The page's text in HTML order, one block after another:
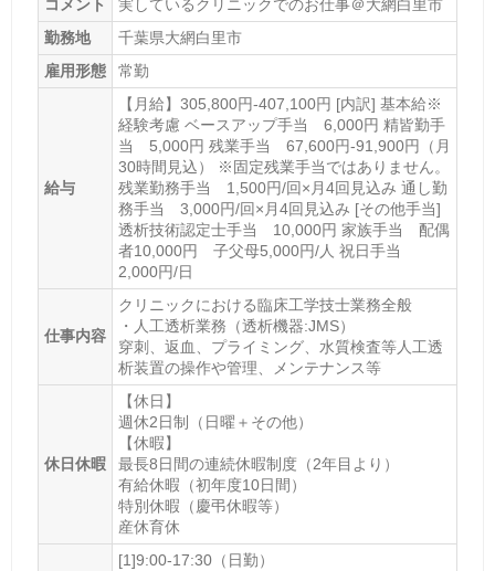
コメント
実しているクリニックでのお仕事＠大網白里市
勤務地
千葉県大網白里市
雇用形態
常勤
給与
【月給】305,800円-407,100円 [内訳] 基本給※
経験考慮 ベースアップ手当 6,000円 精皆勤手
当 5,000円 残業手当 67,600円-91,900円（月
30時間見込） ※固定残業手当ではありません。
残業勤務手当 1,500円/回×月4回見込み 通し勤
務手当 3,000円/回×月4回見込み [その他手当]
透析技術認定士手当 10,000円 家族手当 配偶
者10,000円 子父母5,000円/人 祝日手当
2,000円/日
仕事内容
クリニックにおける臨床工学技士業務全般
・人工透析業務（透析機器:JMS）
穿刺、返血、プライミング、水質検査等人工透
析装置の操作や管理、メンテナンス等
休日休暇
【休日】
週休2日制（日曜＋その他）
【休暇】
最長8日間の連続休暇制度（2年目より）
有給休暇（初年度10日間）
特別休暇（慶弔休暇等）
産休育休
[1]9:00-17:30（日勤）